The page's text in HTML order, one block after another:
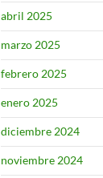
abril 2025
marzo 2025
febrero 2025
enero 2025
diciembre 2024
noviembre 2024